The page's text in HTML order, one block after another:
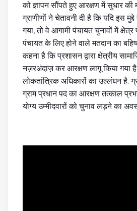
को ज्ञापन सौंपते हुए आरक्षण में सुधार की
ग्राणीणों ने चेतावनी दी है कि यदि इस
गया, तो वे आगामी पंचायत चुनावों में
पंचायत के लिए होने वाले मतदान का
कहना है कि प्रशासन द्वारा क्षेत्रीय
नज़रअंदाज़ कर आरक्षण लागू किया गया
लोकतांत्रिक अधिकारों का उल्लंघन है.
ग्राम प्रधान पद का आरक्षण तत्काल
योग्य उम्मीदवारों को चुनाव लड़ने का